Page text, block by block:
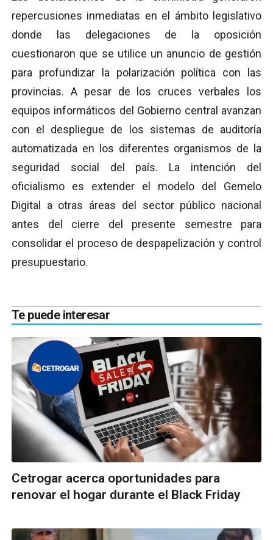
repercusiones inmediatas en el ámbito legislativo
donde las delegaciones de la oposición
cuestionaron que se utilice un anuncio de gestión
para profundizar la polarización política con las
provincias. A pesar de los cruces verbales los
equipos informáticos del Gobierno central avanzan
con el despliegue de los sistemas de auditoría
automatizada en los diferentes organismos de la
seguridad social del país. La intención del
oficialismo es extender el modelo del Gemelo
Digital a otras áreas del sector público nacional
antes del cierre del presente semestre para
consolidar el proceso de despapelización y control
presupuestario.
Te puede interesar
Cetrogar acerca oportunidades para
renovar el hogar durante el Black Friday